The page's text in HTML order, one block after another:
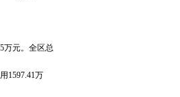
万元。全区总
1597.41万